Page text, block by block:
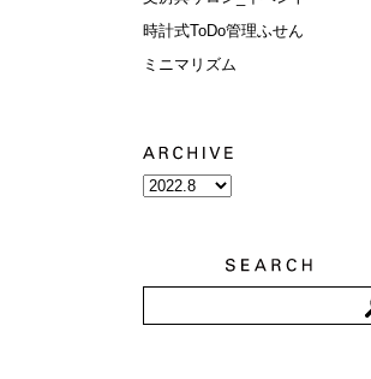
時計式ToDo管理ふせん
ミニマリズム